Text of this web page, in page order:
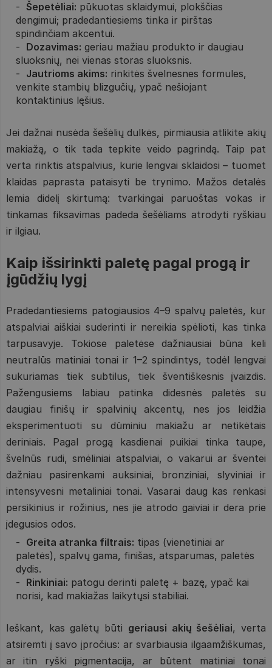
Šepetėliai: pūkuotas sklaidymui, plokščias
dengimui; pradedantiesiems tinka ir pirštas
spindinčiam akcentui.
Dozavimas: geriau mažiau produkto ir daugiau
sluoksnių, nei vienas storas sluoksnis.
Jautrioms akims: rinkitės švelnesnes formules,
venkite stambių blizgučių, ypač nešiojant
kontaktinius lęšius.
Jei dažnai nusėda šešėlių dulkės, pirmiausia atlikite akių
makiažą, o tik tada tepkite veido pagrindą. Taip pat
verta rinktis atspalvius, kurie lengvai sklaidosi – tuomet
klaidas paprasta pataisyti be trynimo. Mažos detalės
lemia didelį skirtumą: tvarkingai paruoštas vokas ir
tinkamas fiksavimas padeda šešėliams atrodyti ryškiau
ir ilgiau.
Kaip išsirinkti paletę pagal progą ir
įgūdžių lygį
Pradedantiesiems patogiausios 4–9 spalvų paletės, kur
atspalviai aiškiai suderinti ir nereikia spėlioti, kas tinka
tarpusavyje. Tokiose paletėse dažniausiai būna keli
neutralūs matiniai tonai ir 1–2 spindintys, todėl lengvai
sukuriamas tiek subtilus, tiek šventiškesnis įvaizdis.
Pažengusiems labiau patinka didesnės paletės su
daugiau finišų ir spalvinių akcentų, nes jos leidžia
eksperimentuoti su dūminiu makiažu ar netikėtais
deriniais. Pagal progą kasdienai puikiai tinka taupe,
švelnūs rudi, smėliniai atspalviai, o vakarui ar šventei
dažniau pasirenkami auksiniai, bronziniai, slyviniai ir
intensyvesni metaliniai tonai. Vasarai daug kas renkasi
persikinius ir rožinius, nes jie atrodo gaiviai ir dera prie
įdegusios odos.
Greita atranka filtrais: tipas (vienetiniai ar
paletės), spalvų gama, finišas, atsparumas, paletės
dydis.
Rinkiniai: patogu derinti paletę + bazę, ypač kai
norisi, kad makiažas laikytųsi stabiliai.
Ieškant, kas galėtų būti geriausi akių šešėliai, verta
atsiremti į savo įpročius: ar svarbiausia ilgaamžiškumas,
ar itin ryški pigmentacija, ar būtent matiniai tonai